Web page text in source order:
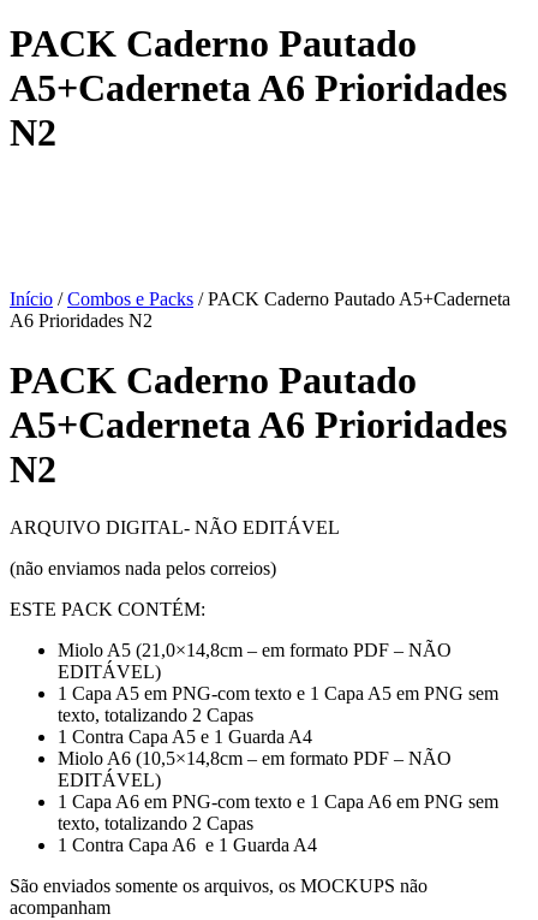
PACK Caderno Pautado
A5+Caderneta A6 Prioridades
N2
Início /Combos e Packs / PACK Caderno Pautado A5+Caderneta
A6 Prioridades N2
PACK Caderno Pautado
A5+Caderneta A6 Prioridades
N2
ARQUIVO DIGITAL- NÃO EDITÁVEL
(não enviamos nada pelos correios)
ESTE PACK CONTÉM:
Miolo A5 (21,0×14,8cm – em formato PDF – NÃO
EDITÁVEL)
1 Capa A5 em PNG-com texto e 1 Capa A5 em PNG sem
texto, totalizando 2 Capas
1 Contra Capa A5 e 1 Guarda A4
Miolo A6 (10,5×14,8cm – em formato PDF – NÃO
EDITÁVEL)
1 Capa A6 em PNG-com texto e 1 Capa A6 em PNG sem
texto, totalizando 2 Capas
1 Contra Capa A6 e 1 Guarda A4
São enviados somente os arquivos, os MOCKUPS não
acompanham